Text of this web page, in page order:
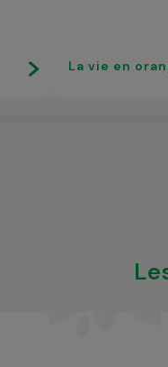
La vie en